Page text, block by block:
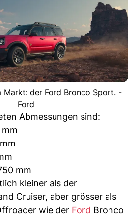
Markt: der Ford Bronco Sport. -
Ford
Abmessungen sind:
mm
kleiner als der
Cruiser, aber grösser als
wie der Ford Bronco